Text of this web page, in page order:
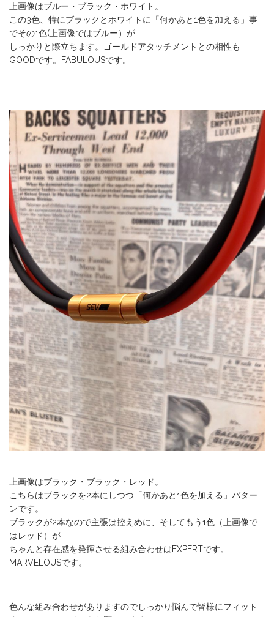
上画像はブルー・ブラック・ホワイト。
この3色、特にブラックとホワイトに「何かあと1色を加える」事
でその1色(上画像ではブルー）が
しっかりと際立ちます。ゴールドアタッチメントとの相性も
GOODです。FABULOUSです。
上画像はブラック・ブラック・レッド。
こちらはブラックを2本にしつつ「何かあと1色を加える」パター
ンです。
ブラックが2本なので主張は控えめに、そしてもう1色（上画像で
はレッド）が
ちゃんと存在感を発揮させる組み合わせはEXPERTです。
MARVELOUSです。
色んな組み合わせがありますのでしっかり悩んで皆様にフィット